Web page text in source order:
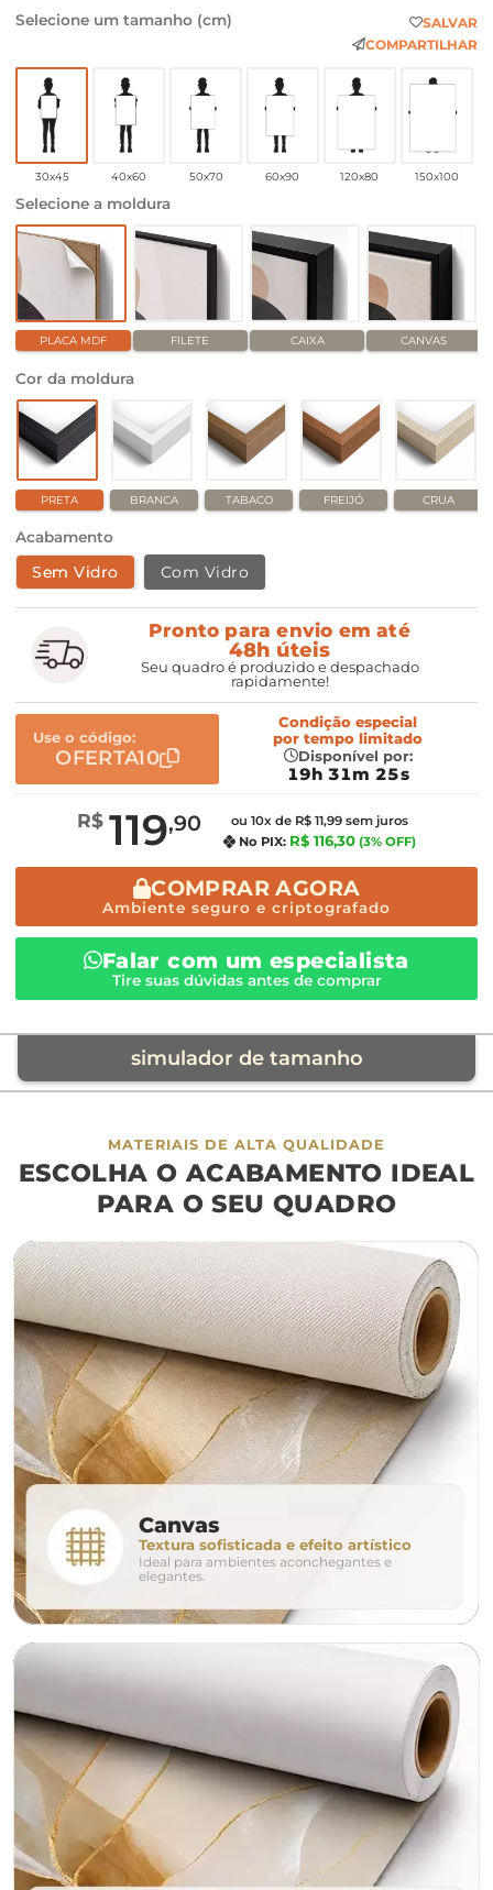
Selecione um tamanho (cm)
SALVAR
COMPARTILHAR
30x45 40x60 50x70 60x90 120x80 150x100
Selecione a moldura
PLACA MDF FILETE CAIXA CANVAS
Cor da moldura
PRETA BRANCA TABACO FREIJÓ CRUA
Acabamento
Sem Vidro Com Vidro
Pronto para envio em até
48h úteis
Seu quadro é produzido e despachado
rapidamente!
Use o código:
OFERTA10
Condição especial
por tempo limitado
Disponível por:
19h 31m 24s
R$ 119,90
ou 10x de R$ 11,99 sem juros
No PIX: R$ 116,30 (3% OFF)
COMPRAR AGORA
Ambiente seguro e criptografado
Falar com um especialista
Tire suas dúvidas antes de comprar
simulador de tamanho
móvel de referência
sofá cama
largura aproximada
160cm 200cm
280cm 320cm
conjunto
avulso duo
o tamanho ideal para o seu ambiente é
MATERIAIS DE ALTA QUALIDADE
ESCOLHA O ACABAMENTO IDEAL
PARA O SEU QUADRO
Canvas
Textura sofisticada e efeito artístico
Ideal para ambientes aconchegantes e
elegantes.